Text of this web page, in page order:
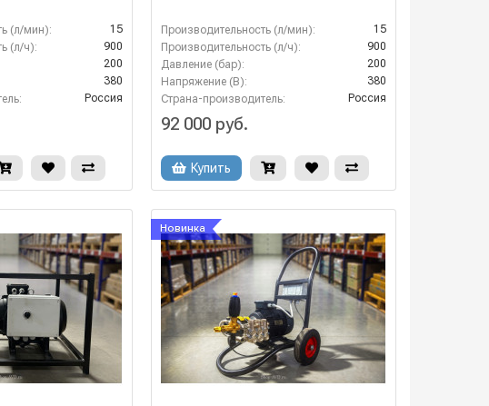
(л/мин):
15
(л/ч):
900
200
380
Россия
Производительность (л/мин):
15
Производительность (л/ч):
900
Давление (бар):
200
Напряжение (В):
380
Страна-производитель:
Россия
92 000 руб.
Купить
Новинка